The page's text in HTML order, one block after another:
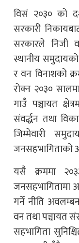
विसं २०३० को
सरकारी
सरकारले निजी
स्थानीय
र वन विनाशको
रोक्न २०३०
गाउँ पञ्चायत
संवर्द्धन तथा
जिम्मेवारी
जनसहभागिताको
यसै क्रममा
जनसहभागितामा
गर्ने नीति
वन तथा पञ्चायत
सहभागिता